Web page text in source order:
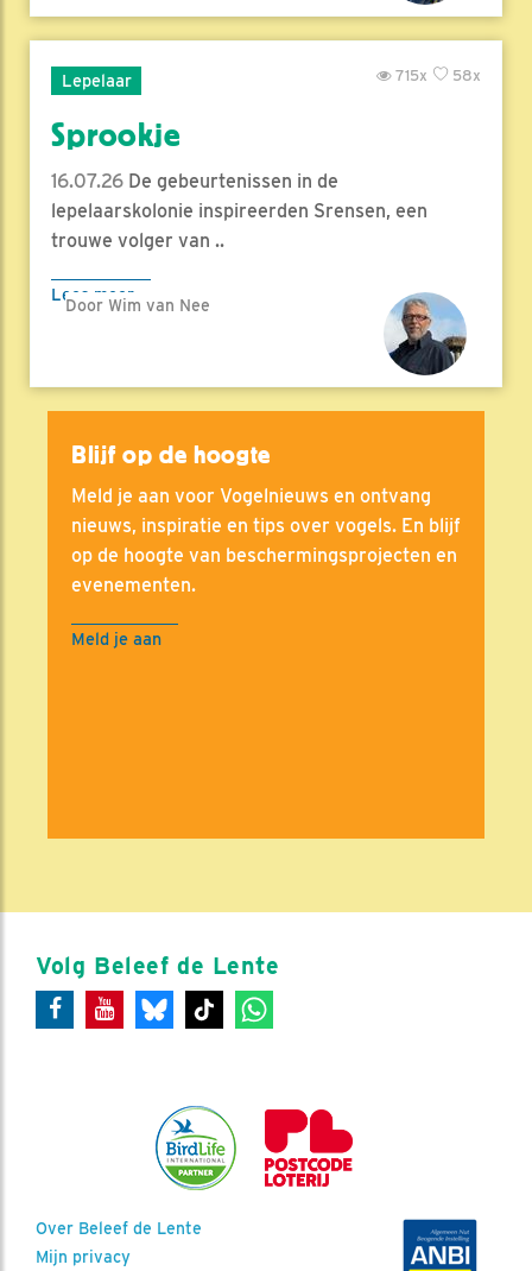
Lepelaar 58x
715x
Sprookje
16.07.26 De gebeurtenissen in de
lepelaarskolonie inspireerden Srensen, een
trouwe volger van ..
Lees meer
Door Wim van Nee
Blijf op de hoogte
Meld je aan voor Vogelnieuws en ontvang
nieuws, inspiratie en tips over vogels. En blijf
op de hoogte van beschermingsprojecten en
evenementen.
Meld je aan
Volg Beleef de Lente
Over Beleef de Lente
Mijn privacy